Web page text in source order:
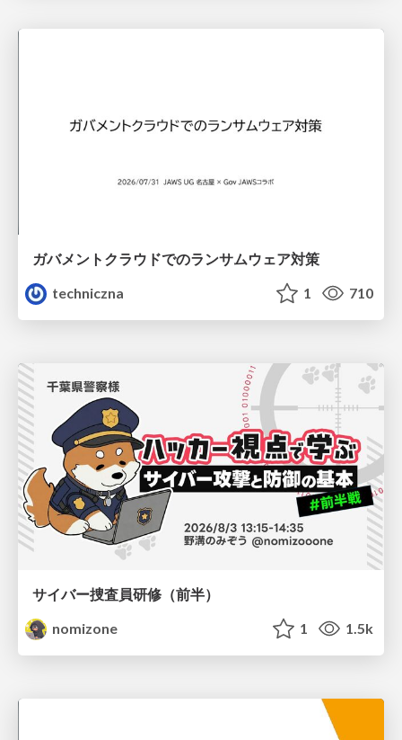
ガバメントクラウドでのランサムウェア対策
techniczna
1 710
サイバー捜査員研修（前半）
nomizone
1 1.5k